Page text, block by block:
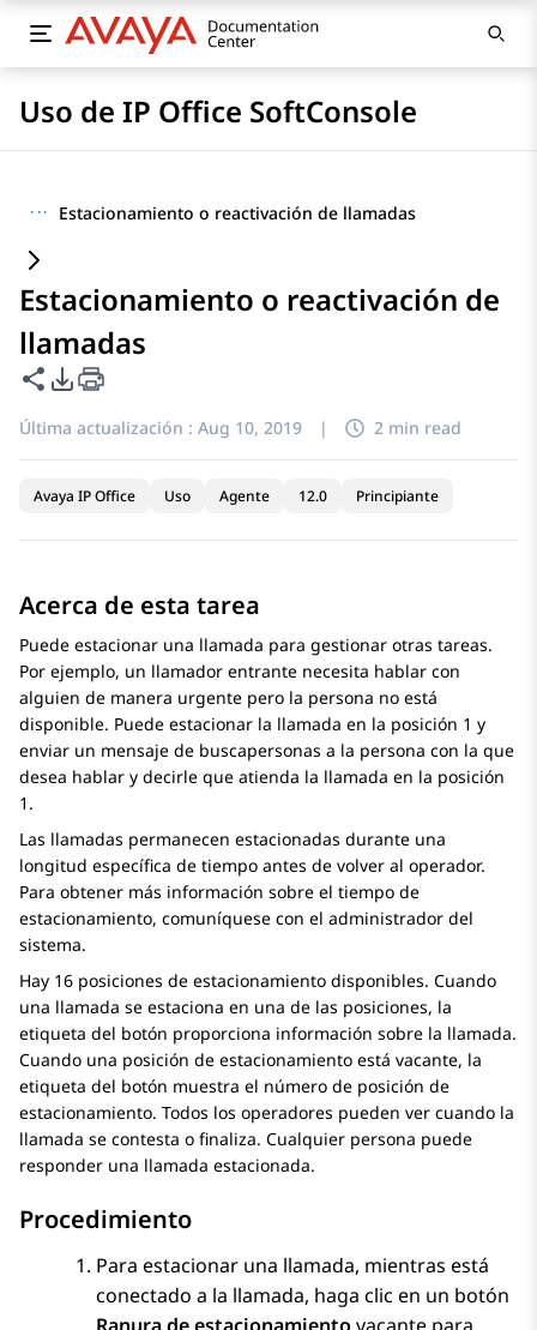
Uso de IP Office SoftConsole
··· Estacionamiento o reactivación de llamadas
Estacionamiento o reactivación de
llamadas
Compartir esta página
Opciones de exportación de PDF
Última actualización : Aug 10, 2019 | 2 min read
Avaya IP Office Uso Agente 12.0 Principiante
Acerca de esta tarea
Puede estacionar una llamada para gestionar otras tareas.
Por ejemplo, un llamador entrante necesita hablar con
alguien de manera urgente pero la persona no está
disponible. Puede estacionar la llamada en la posición 1 y
enviar un mensaje de buscapersonas a la persona con la que
desea hablar y decirle que atienda la llamada en la posición
1.
Las llamadas permanecen estacionadas durante una
longitud específica de tiempo antes de volver al operador.
Para obtener más información sobre el tiempo de
estacionamiento, comuníquese con el administrador del
sistema.
Hay 16 posiciones de estacionamiento disponibles. Cuando
una llamada se estaciona en una de las posiciones, la
etiqueta del botón proporciona información sobre la llamada.
Cuando una posición de estacionamiento está vacante, la
etiqueta del botón muestra el número de posición de
estacionamiento. Todos los operadores pueden ver cuando la
llamada se contesta o finaliza. Cualquier persona puede
responder una llamada estacionada.
Procedimiento
Para estacionar una llamada, mientras está
conectado a la llamada, haga clic en un botón